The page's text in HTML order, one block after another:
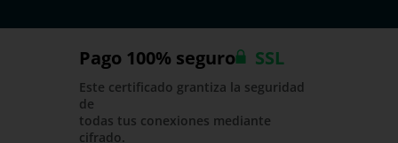
Pago 100% seguro SSL
Este certificado grantiza la seguridad
de
todas tus conexiones mediante
cifrado.